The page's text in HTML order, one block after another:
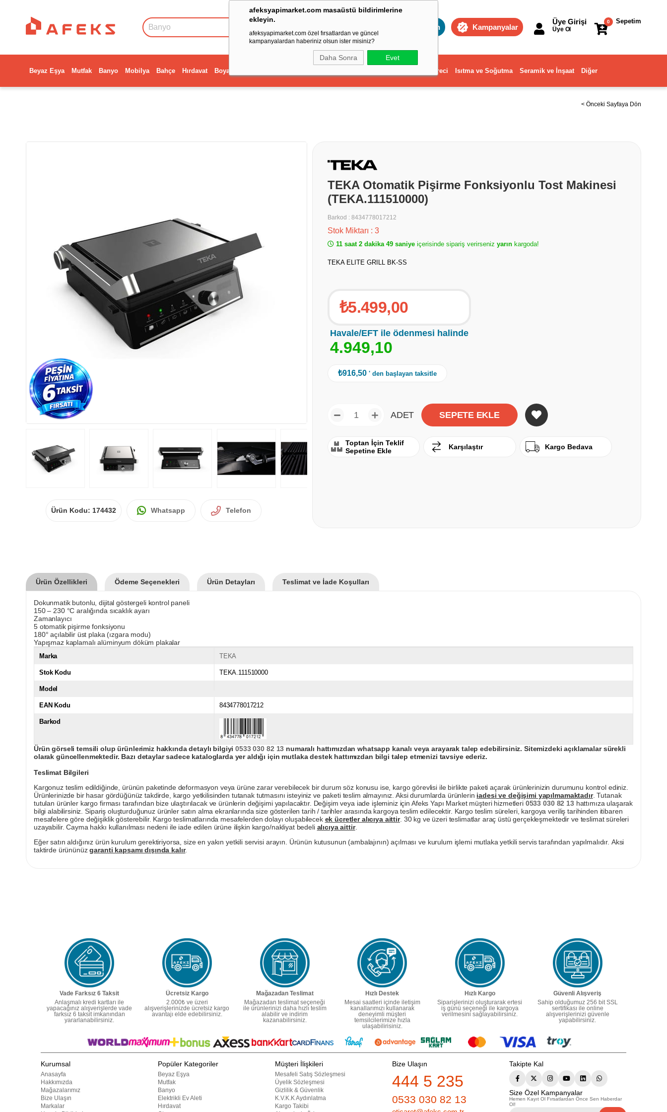
afeksyapimarket.com masaüstü bildirimlerine
ekleyin.
afeksyapimarket.com özel fırsatlardan ve güncel
kampanyalardan haberiniz olsun ister misiniz?
Daha Sonra Evet
Toptan Kampanyalar
Sepetim
0
Üye Girişi
Üye Ol
Beyaz Eşya Mutfak Banyo Mobilya Bahçe Hırdavat Boya Dekorasyon ve Ev Gereci Isıtma ve Soğutma Seramik ve İnşaat Diğer
< Önceki Sayfaya Dön
Ürün Kodu: 174432 Whatsapp Telefon
TEKA Otomatik Pişirme Fonksiyonlu Tost Makinesi
(TEKA.111510000)
Barkod : 8434778017212
Stok Miktarı : 3
11 saat 2 dakika 49 saniye içerisinde sipariş verirseniz yarın kargoda!
TEKA ELITE GRILL BK-SS
₺5.499,00
Havale/EFT ile ödenmesi halinde
4.949,10
₺916,50 ' den başlayan taksitle
ADET
Toptan İçin Teklif
Sepetine Ekle
Karşılaştır Kargo Bedava
Ürün Özellikleri Ödeme Seçenekleri Ürün Detayları Teslimat ve İade Koşulları
Dokunmatik butonlu, dijital göstergeli kontrol paneli
150 – 230 °C aralığında sıcaklık ayarı
Zamanlayıcı
5 otomatik pişirme fonksiyonu
180° açılabilir üst plaka (ızgara modu)
Yapışmaz kaplamalı alüminyum döküm plakalar
Marka TEKA
Stok Kodu TEKA.111510000
Model
EAN Kodu 8434778017212
Barkod
Ürün görseli temsili olup ürünlerimiz hakkında detaylı bilgiyi0533 030 82 13 numaralı hattımızdan whatsapp kanalı veya arayarak talep edebilirsiniz. Sitemizdeki açıklamalar sürekli
olarak güncellenmektedir. Bazı detaylar sadece kataloglarda yer aldığı için mutlaka destek hattımızdan bilgi talep etmenizi tavsiye ederiz.
Teslimat Bilgileri
Kargonuz teslim edildiğinde, ürünün paketinde deformasyon veya ürüne zarar verebilecek bir durum söz konusu ise, kargo görevlisi ile birlikte paketi açarak ürünlerinizin durumunu kontrol ediniz.
Ürünlerinizde bir hasar gördüğünüz takdirde, kargo yetkilisinden tutanak tutmasını isteyiniz ve paketi teslim almayınız. Aksi durumlarda ürünlerin iadesi ve değişimi yapılmamaktadır. Tutanak
tutulan ürünler kargo firması tarafından bize ulaştırılacak ve ürünlerin değişimi yapılacaktır. Değişim veya iade işleminiz için Afeks Yapı Market müşteri hizmetleri 0533 030 82 13hattımıza ulaşarak
bilgi alabilirsiniz. Sipariş oluşturduğunuz ürünler satın alma ekranlarında size gösterilen tarih / tarihler arasında kargoya teslim edilecektir. Kargo teslim süreleri, kargoya veriliş tarihinden itibaren
mesafelere göre değişiklik gösterebilir. Kargo teslimatlarında mesafelerden dolayı oluşabilecek ek ücretler alıcıya aittir. 30 kg ve üzeri teslimatlar araç üstü gerçekleşmektedir ve teslimat süreleri
uzayabilir. Cayma hakkı kullanılması nedeni ile iade edilen ürüne ilişkin kargo/nakliyat bedeli alıcıya aittir.
Eğer satın aldığınız ürün kurulum gerektiriyorsa, size en yakın yetkili servisi arayın. Ürünün kutusunun (ambalajının) açılması ve kurulum işlemi mutlaka yetkili servis tarafından yapılmalıdır. Aksi
taktirde ürününüzgaranti kapsamı dışında kalır.
Vade Farksız 6 Taksit
Anlaşmalı kredi kartları ile
yapacağınız alışverişlerde vade
farksız 6 taksit imkanından
yararlanabilirsiniz.
Ücretsiz Kargo
2.000₺ ve üzeri
alışverişlerinizde ücretsiz kargo
avantajı elde edebilirsiniz.
Mağazadan Teslimat
Mağazadan teslimat seçeneği
ile ürünlerinizi daha hızlı teslim
alabilir ve indirim
kazanabilirsiniz.
Hızlı Destek
Mesai saatleri içinde iletişim
kanallarımızı kullanarak
deneyimli müşteri
temsilcilerimize hızla
ulaşabilirisiniz.
Hızlı Kargo
Siparişlerinizi oluşturarak ertesi
iş günü seçeneği ile kargoya
verilmesini sağlayabilirsiniz.
Güvenli Alışveriş
Sahip olduğumuz 256 bit SSL
sertifikası ile online
alışverişlerinizi güvenle
yapabilirsiniz.
Kurumsal
Anasayfa
Hakkımızda
Mağazalarımız
Bize Ulaşın
Markalar
Popüler Kategoriler
Beyaz Eşya
Mutfak
Banyo
Elektrikli Ev Aleti
Hırdavat
Müşteri İlişkileri
Mesafeli Satış Sözleşmesi
Üyelik Sözleşmesi
Gizlilik & Güvenlik
K.V.K.K Aydınlatma
Kargo Takibi
Bize Ulaşın
444 5 235
0533 030 82 13
Takipte Kal
Size Özel Kampanyalar
Hemen Kayıt Ol Fırsatlardan Önce Sen Haberdar
Ol!